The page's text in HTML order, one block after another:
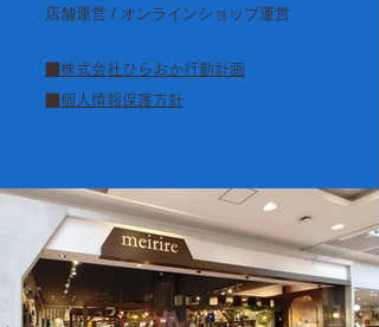
店舗運営 / オンラインショップ運営
■株式会社ひらおか行動計画​
■個人情報保護方針